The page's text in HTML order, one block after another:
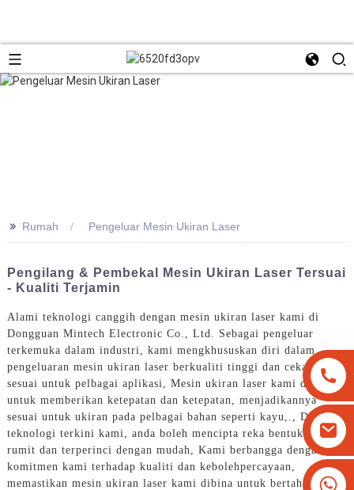
+8613825779334
>> Rumah Pengeluar Mesin Ukiran Laser
Pengilang & Pembekal Mesin Ukiran Laser Tersuai
- Kualiti Terjamin
Alami teknologi canggih dengan mesin ukiran laser kami di
Dongguan Mintech Electronic Co., Ltd. Sebagai pengeluar
terkemuka dalam industri, kami mengkhususkan diri dalam
pengeluaran mesin ukiran laser berkualiti tinggi dan cekap yang
sesuai untuk pelbagai aplikasi, Mesin ukiran laser kami direka
untuk memberikan ketepatan dan ketepatan, menjadikannya
sesuai untuk ukiran pada pelbagai bahan seperti kayu,., Dengan
teknologi terkini kami, anda boleh mencipta reka bentuk yang
rumit dan terperinci dengan mudah, Kami berbangga dengan
komitmen kami terhadap kualiti dan kebolehpercayaan,
memastikan mesin ukiran laser kami dibina untuk bertahan dan